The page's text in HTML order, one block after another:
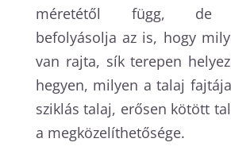
méretétől függ, de
befolyásolja az is, hogy
van rajta, sík terepen
hegyen, milyen a talaj
sziklás talaj, erősen kötött
a megközelíthetősége.